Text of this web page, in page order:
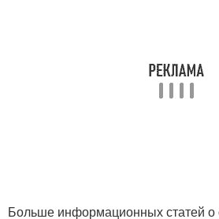
Больше информационных статей о